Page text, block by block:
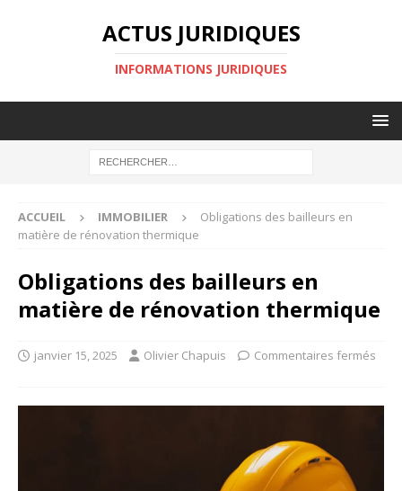
ACTUS JURIDIQUES
INFORMATIONS JURIDIQUES
ACCUEIL IMMOBILIER
Obligations des bailleurs en
matière de rénovation thermique
Obligations des bailleurs en
matière de rénovation thermique
janvier 15, 2025 Olivier Chapuis Commentaires fermés